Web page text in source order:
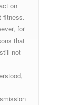
on
fitness.
for
that
not